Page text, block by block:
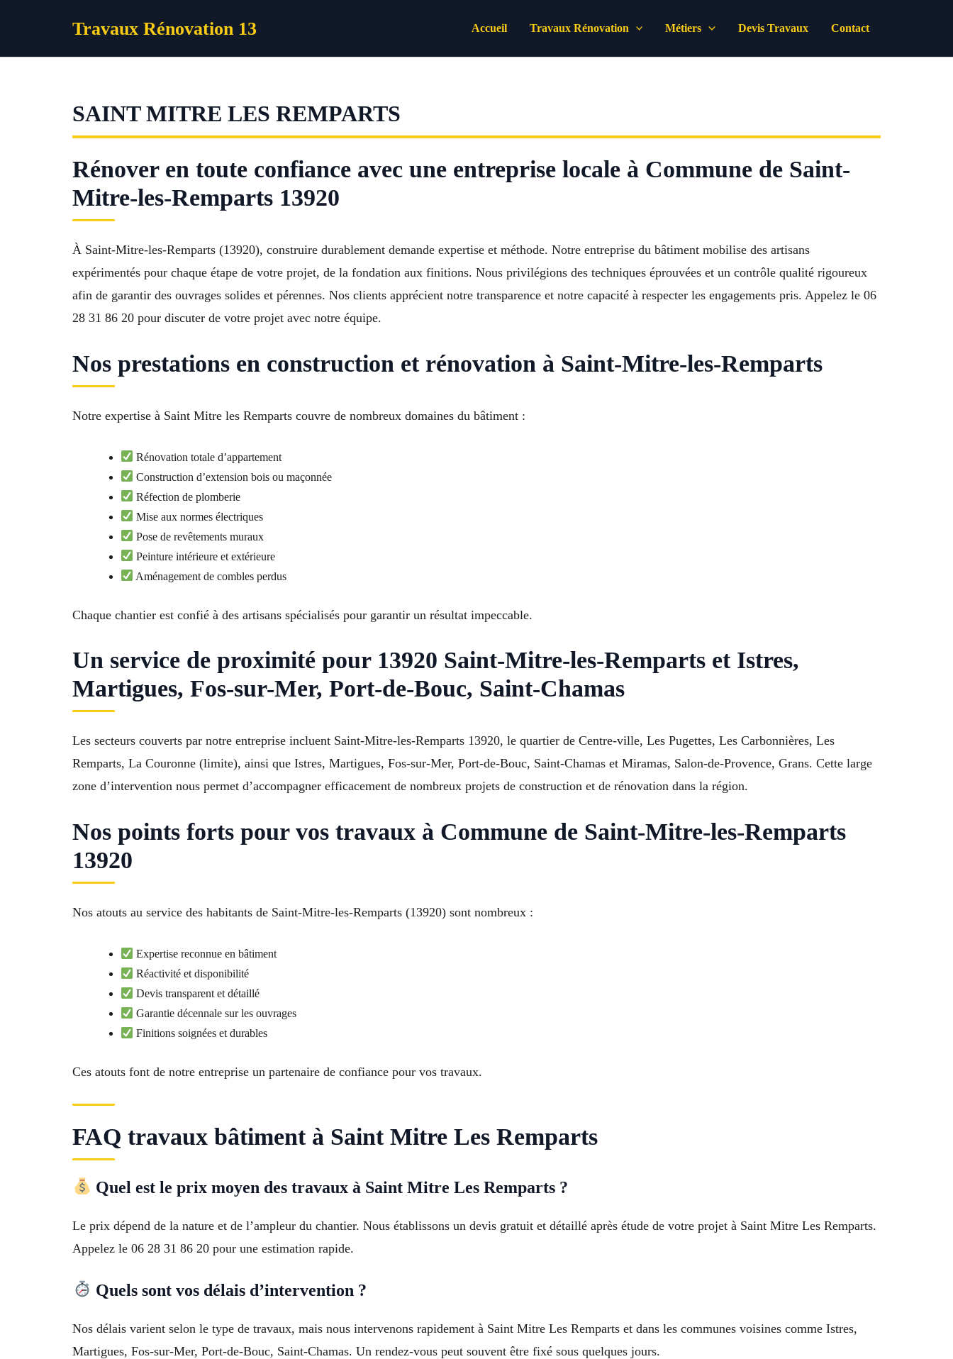
Travaux Rénovation 13 Accueil Travaux Rénovation Métiers Devis Travaux Contact
SAINT MITRE LES REMPARTS
Rénover en toute confiance avec une entreprise locale à Commune de Saint-
Mitre-les-Remparts 13920
À Saint-Mitre-les-Remparts (13920), construire durablement demande expertise et méthode. Notre entreprise du bâtiment mobilise des artisans
expérimentés pour chaque étape de votre projet, de la fondation aux finitions. Nous privilégions des techniques éprouvées et un contrôle qualité rigoureux
afin de garantir des ouvrages solides et pérennes. Nos clients apprécient notre transparence et notre capacité à respecter les engagements pris. Appelez le 06
28 31 86 20 pour discuter de votre projet avec notre équipe.
Nos prestations en construction et rénovation à Saint-Mitre-les-Remparts
Notre expertise à Saint Mitre les Remparts couvre de nombreux domaines du bâtiment :
Rénovation totale d’appartement
Construction d’extension bois ou maçonnée
Réfection de plomberie
Mise aux normes électriques
Pose de revêtements muraux
Peinture intérieure et extérieure
Aménagement de combles perdus
Chaque chantier est confié à des artisans spécialisés pour garantir un résultat impeccable.
Un service de proximité pour 13920 Saint-Mitre-les-Remparts et Istres,
Martigues, Fos-sur-Mer, Port-de-Bouc, Saint-Chamas
Les secteurs couverts par notre entreprise incluent Saint-Mitre-les-Remparts 13920, le quartier de Centre-ville, Les Pugettes, Les Carbonnières, Les
Remparts, La Couronne (limite), ainsi que Istres, Martigues, Fos-sur-Mer, Port-de-Bouc, Saint-Chamas et Miramas, Salon-de-Provence, Grans. Cette large
zone d’intervention nous permet d’accompagner efficacement de nombreux projets de construction et de rénovation dans la région.
Nos points forts pour vos travaux à Commune de Saint-Mitre-les-Remparts
13920
Nos atouts au service des habitants de Saint-Mitre-les-Remparts (13920) sont nombreux :
Expertise reconnue en bâtiment
Réactivité et disponibilité
Devis transparent et détaillé
Garantie décennale sur les ouvrages
Finitions soignées et durables
Ces atouts font de notre entreprise un partenaire de confiance pour vos travaux.
FAQ travaux bâtiment à Saint Mitre Les Remparts
Quel est le prix moyen des travaux à Saint Mitre Les Remparts ?
Le prix dépend de la nature et de l’ampleur du chantier. Nous établissons un devis gratuit et détaillé après étude de votre projet à Saint Mitre Les Remparts.
Appelez le 06 28 31 86 20 pour une estimation rapide.
Quels sont vos délais d’intervention ?
Nos délais varient selon le type de travaux, mais nous intervenons rapidement à Saint Mitre Les Remparts et dans les communes voisines comme Istres,
Martigues, Fos-sur-Mer, Port-de-Bouc, Saint-Chamas. Un rendez-vous peut souvent être fixé sous quelques jours.